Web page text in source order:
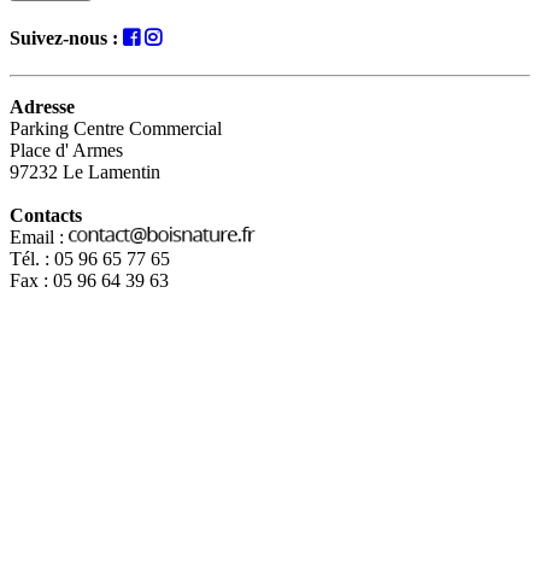
Suivez-nous :
Adresse
Parking Centre Commercial
Place d' Armes
97232 Le Lamentin
Contacts
Email :
Tél. : 05 96 65 77 65
Fax : 05 96 64 39 63